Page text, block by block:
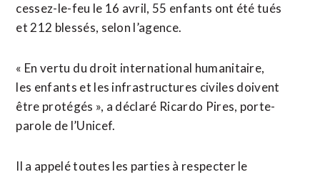
cessez-le-feu le 16 avril, 55 enfants ont été tués
et 212 blessés, selon l’agence.
« En vertu ⁠du ‌droit international humanitaire,
les enfants et les infrastructures civiles ⁠doivent
être protégés », a déclaré Ricardo ​Pires, porte-
parole de ​l’Unicef.
Il a appelé toutes les parties à respecter le